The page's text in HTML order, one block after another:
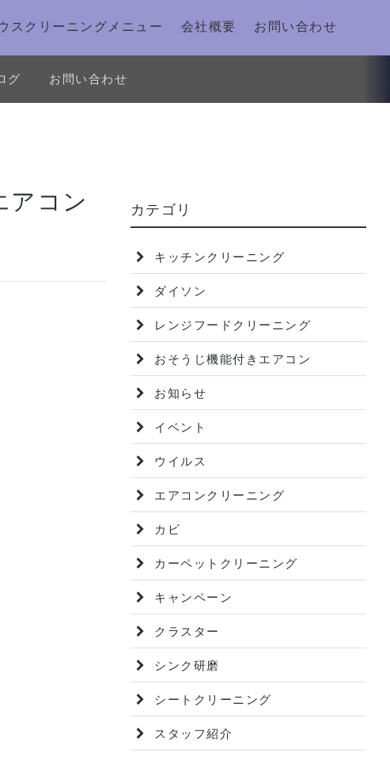
スクリーニングメニュー 会社概要 お問い合わせ
グ お問い合わせ
アコン
カテゴリ
キッチンクリーニング
ダイソン
レンジフードクリーニング
おそうじ機能付きエアコン
お知らせ
イベント
ウイルス
エアコンクリーニング
カビ
カーペットクリーニング
キャンペーン
クラスター
シンク研磨
シートクリーニング
スタッフ紹介